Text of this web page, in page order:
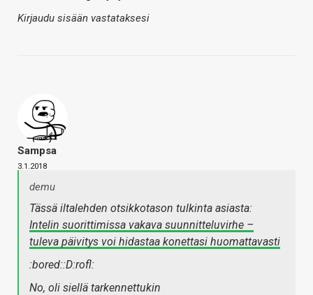
Kirjaudu sisään vastataksesi
Sampsa
3.1.2018
demu
Tässä iltalehden otsikkotason tulkinta asiasta:
Intelin suorittimissa vakava suunnitteluvirhe –
tuleva päivitys voi hidastaa konettasi huomattavasti
:bored::D:rofl:
No, oli siellä tarkennettukin